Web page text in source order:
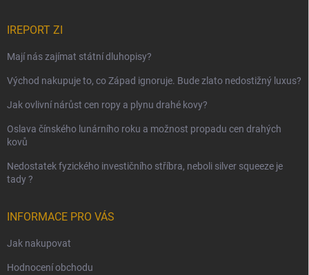
IREPORT ZI
Mají nás zajímat státní dluhopisy?
Východ nakupuje to, co Západ ignoruje. Bude zlato nedostižný luxus?
Jak ovlivní nárůst cen ropy a plynu drahé kovy?
Oslava čínského lunárního roku a možnost propadu cen drahých
kovů
Nedostatek fyzického investičního stříbra, neboli silver squeeze je
tady ?
INFORMACE PRO VÁS
Jak nakupovat
Hodnocení obchodu